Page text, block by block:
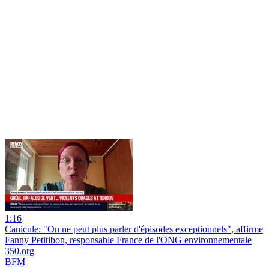
1:16
Canicule: "On ne peut plus parler d'épisodes exceptionnels", affirme
Fanny Petitibon, responsable France de l'ONG environnementale
350.org
BFM